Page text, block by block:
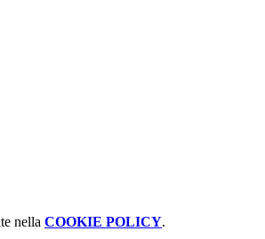
nella COOKIE POLICY.